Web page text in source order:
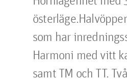
som har
Harmoni med vitt
samt TM och TT.